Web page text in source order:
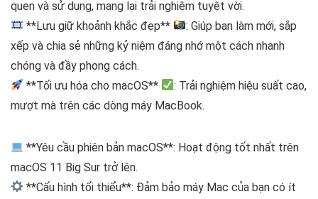
quen và sử dụng, mang lại trải nghiệm tuyệt vời.
**Lưu giữ khoảnh khắc đẹp**
: Giúp bạn làm mới, sắp
xếp và chia sẻ những kỷ niệm đáng nhớ một cách nhanh
chóng và đầy phong cách.
**Tối ưu hóa cho macOS**
: Trải nghiệm hiệu suất cao,
mượt mà trên các dòng máy MacBook.
**Yêu cầu phiên bản macOS**: Hoạt động tốt nhất trên
macOS 11 Big Sur trở lên.
**Cấu hình tối thiểu**: Đảm bảo máy Mac của bạn có ít